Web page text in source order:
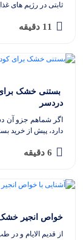
ثابتی در رژیم های
11 دقیقه
بستنی خشک
دردسر
اگر شماهم جزو آن
دارد، پیش از خرید
6 دقیقه
خواص انجیر خشک
از قدیم الایام و